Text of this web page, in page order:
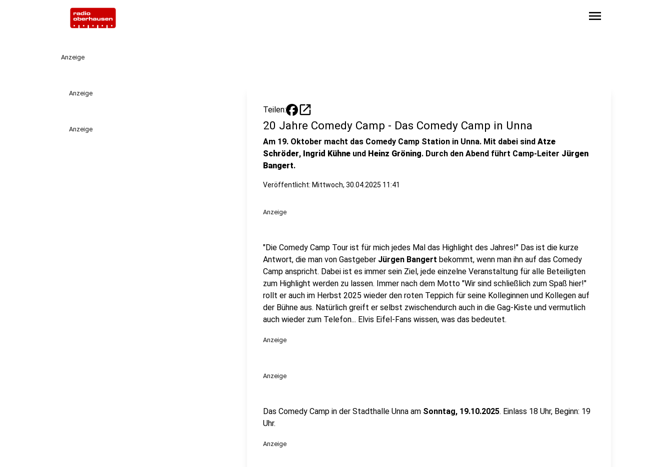
menu
Anzeige
Anzeige
Anzeige
Teilen: open_in_new
20 Jahre Comedy Camp - Das Comedy Camp in Unna
Am 19. Oktober macht das Comedy Camp Station in Unna. Mit dabei sind Atze
Schröder, Ingrid Kühne und Heinz Gröning. Durch den Abend führt Camp-Leiter Jürgen
Bangert.
Veröffentlicht: Mittwoch, 30.04.2025 11:41
Anzeige
"Die Comedy Camp Tour ist für mich jedes Mal das Highlight des Jahres!" Das ist die kurze
Antwort, die man von Gastgeber Jürgen Bangert bekommt, wenn man ihn auf das Comedy
Camp anspricht. Dabei ist es immer sein Ziel, jede einzelne Veranstaltung für alle Beteiligten
zum Highlight werden zu lassen. Immer nach dem Motto "Wir sind schließlich zum Spaß hier!"
rollt er auch im Herbst 2025 wieder den roten Teppich für seine Kolleginnen und Kollegen auf
der Bühne aus. Natürlich greift er selbst zwischendurch auch in die Gag-Kiste und vermutlich
auch wieder zum Telefon... Elvis Eifel-Fans wissen, was das bedeutet.
Anzeige
Anzeige
Das Comedy Camp in der Stadthalle Unna am Sonntag, 19.10.2025. Einlass 18 Uhr, Beginn: 19
Uhr.
Anzeige